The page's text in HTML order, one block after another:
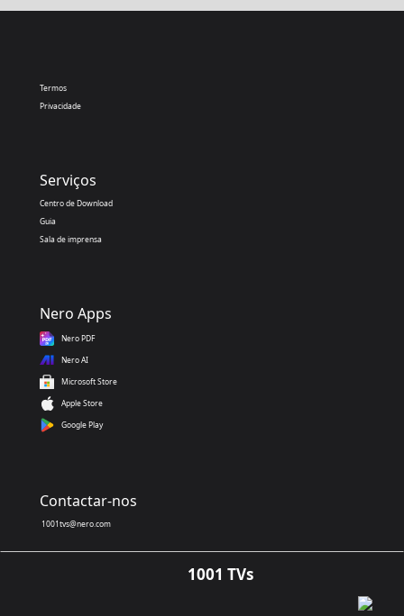
Termos
Privacidade
Serviços
Centro de Download
Guia
Sala de imprensa
Nero Apps
Nero PDF
Nero AI
Microsoft Store
Apple Store
Google Play
Contactar-nos
1001tvs@nero.com
1001 TVs